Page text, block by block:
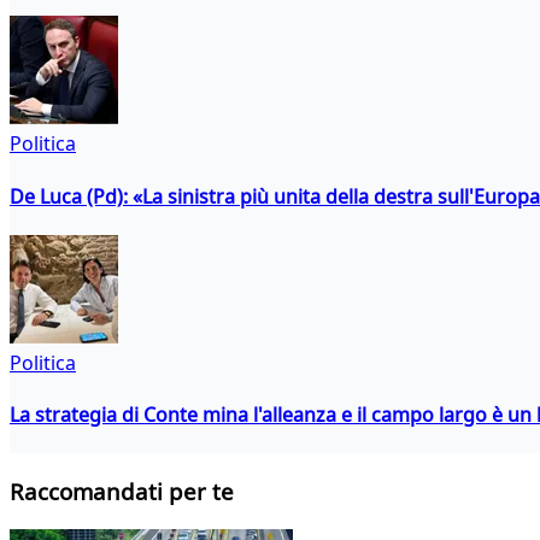
Politica
De Luca (Pd): «La sinistra più unita della destra
Politica
La strategia di Conte mina l'alleanza e il campo largo è
Raccomandati per te